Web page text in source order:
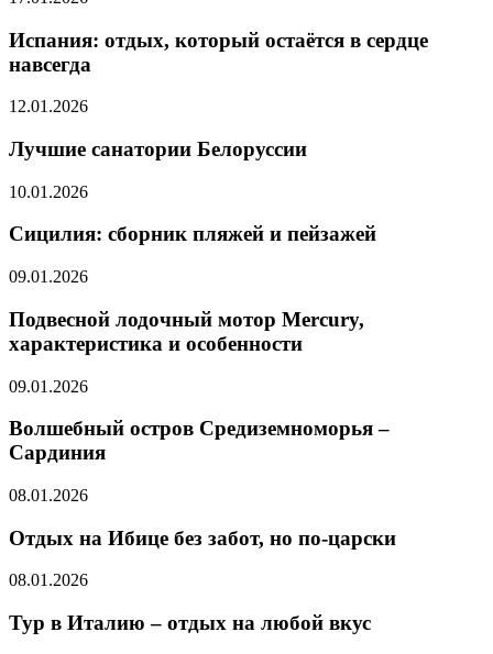
Испания: отдых, который остаётся в сердце
навсегда
12.01.2026
Лучшие санатории Белоруссии
10.01.2026
Сицилия: сборник пляжей и пейзажей
09.01.2026
Подвесной лодочный мотор Mercury,
характеристика и особенности
09.01.2026
Волшебный остров Средиземноморья –
Сардиния
08.01.2026
Отдых на Ибице без забот, но по-царски
08.01.2026
Тур в Италию – отдых на любой вкус